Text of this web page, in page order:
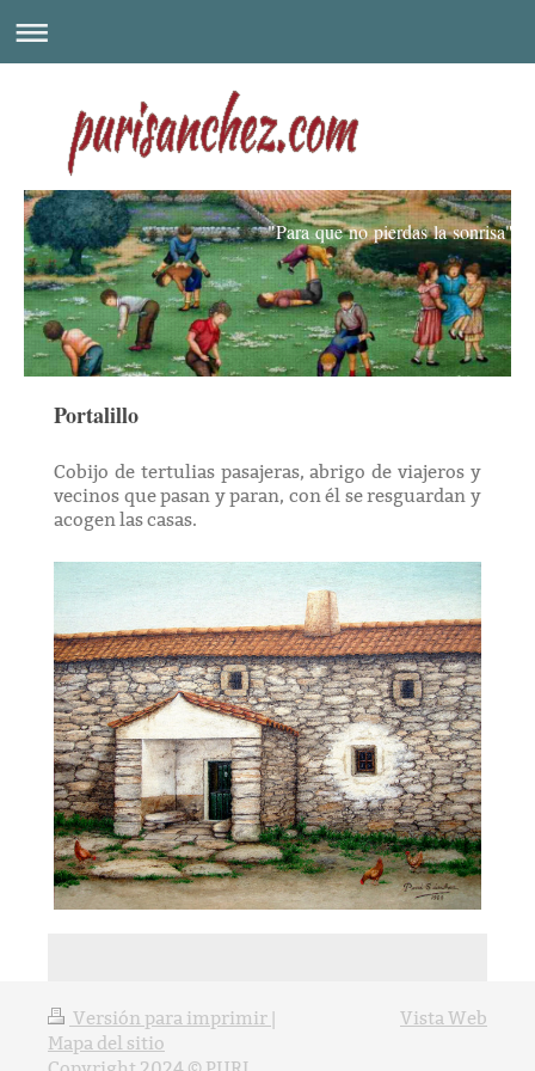
"Para que no pierdas la sonrisa"
Portalillo
Cobijo de tertulias pasajeras, abrigo de viajeros y
vecinos que pasan y paran, con él se resguardan y
acogen las casas.
Versión para imprimir |
Mapa del sitio
Vista Web